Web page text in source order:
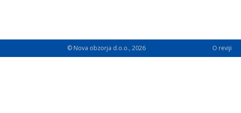
O reviji
© Nova obzorja d.o.o., 2026